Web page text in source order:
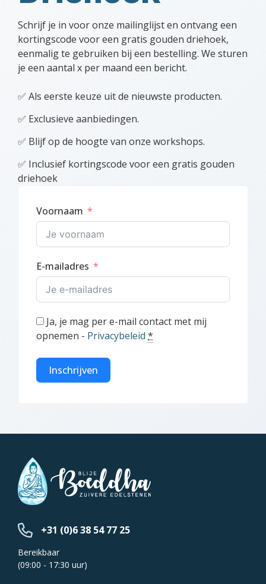
Schrijf je in voor onze mailinglijst en ontvang een
kortingscode voor een gratis gouden driehoek,
eenmalig te gebruiken bij een bestelling. We sturen
je een aantal x per maand een bericht.
✅ Als eerste keuze uit de nieuwste producten.
✅ Exclusieve aanbiedingen.
✅ Blijf op de hoogte van onze workshops.
✅ Inclusief kortingscode voor een gratis gouden
driehoek
Voornaam
E-mailadres
Ja, je mag per e-mail contact met mij
opnemen - Privacybeleid *
Inschrijven
+31 (0)6 38 54 77 25
Bereikbaar
(09:00 - 17:30 uur)